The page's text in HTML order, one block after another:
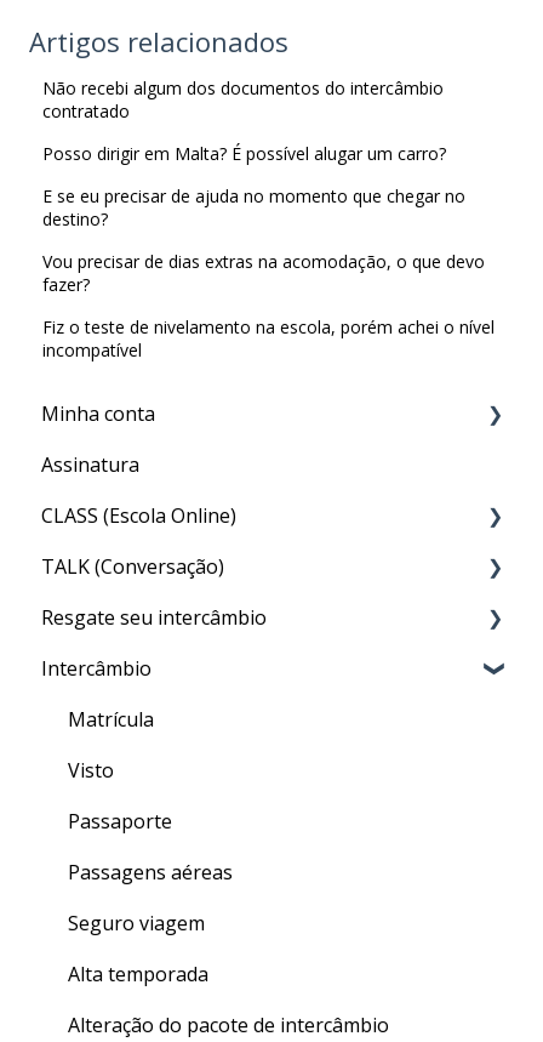
Artigos relacionados
Não recebi algum dos documentos do intercâmbio
contratado
Posso dirigir em Malta? É possível alugar um carro?
E se eu precisar de ajuda no momento que chegar no
destino?
Vou precisar de dias extras na acomodação, o que devo
fazer?
Fiz o teste de nivelamento na escola, porém achei o nível
incompatível
Minha conta
Minha Conta
Assinatura
CLASS (Escola Online)
Acesso ao CLASS
Conteúdo do CLASS
Meu nível no CLASS
Como fazer as aulas de inglês geral do CLASS
Quizzes
Finalizando seu curso
Dúvidas gerais
TALK (Conversação)
Por que preciso fazer o TALK?
Aula particular (PRIVATE TALK)
Aula em grupo (GROUP TALK)
Dentro do TALK
Crédito de Aulas
Resgate seu intercâmbio
Resgate
Intercâmbio
Matrícula
Visto
Passaporte
Passagens aéreas
Seguro viagem
Alta temporada
Alteração do pacote de intercâmbio